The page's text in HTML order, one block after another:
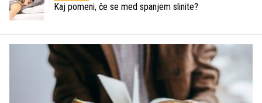
Kaj pomeni, če se med spanjem slinite?